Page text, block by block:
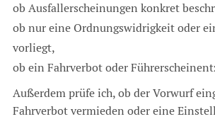
ob Ausfallerscheinungen konkret
ob nur eine Ordnungswidrigkeit oder
vorliegt,
ob ein Fahrverbot oder
Außerdem prüfe ich, ob der Vorwurf
Fahrverbot vermieden oder eine